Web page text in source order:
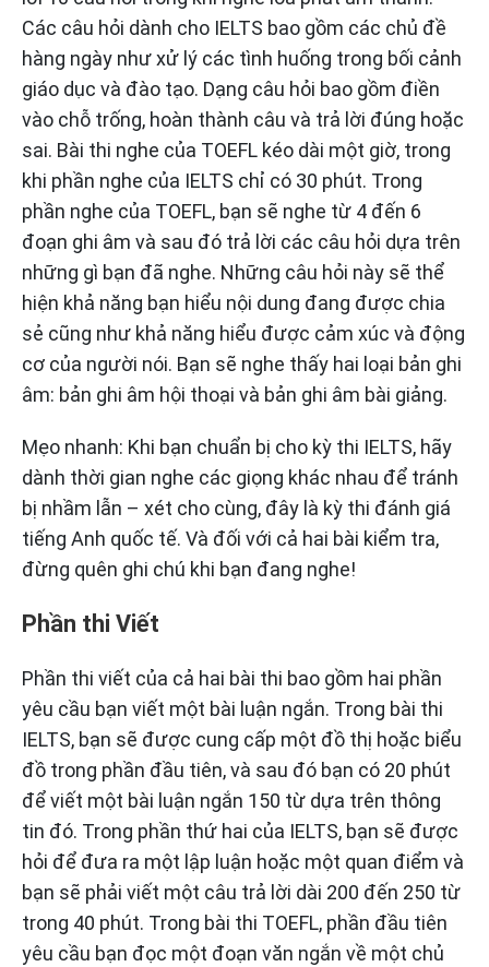
Các câu hỏi dành cho IELTS bao gồm các chủ đề
hàng ngày như xử lý các tình huống trong bối cảnh
giáo dục và đào tạo. Dạng câu hỏi bao gồm điền
vào chỗ trống, hoàn thành câu và trả lời đúng hoặc
sai. Bài thi nghe của TOEFL kéo dài một giờ, trong
khi phần nghe của IELTS chỉ có 30 phút. Trong
phần nghe của TOEFL, bạn sẽ nghe từ 4 đến 6
đoạn ghi âm và sau đó trả lời các câu hỏi dựa trên
những gì bạn đã nghe. Những câu hỏi này sẽ thể
hiện khả năng bạn hiểu nội dung đang được chia
sẻ cũng như khả năng hiểu được cảm xúc và động
cơ của người nói. Bạn sẽ nghe thấy hai loại bản ghi
âm: bản ghi âm hội thoại và bản ghi âm bài giảng.
Mẹo nhanh: Khi bạn chuẩn bị cho kỳ thi IELTS, hãy
dành thời gian nghe các giọng khác nhau để tránh
bị nhầm lẫn – xét cho cùng, đây là kỳ thi đánh giá
tiếng Anh quốc tế. Và đối với cả hai bài kiểm tra,
đừng quên ghi chú khi bạn đang nghe!
Phần thi Viết
Phần thi viết của cả hai bài thi bao gồm hai phần
yêu cầu bạn viết một bài luận ngắn. Trong bài thi
IELTS, bạn sẽ được cung cấp một đồ thị hoặc biểu
đồ trong phần đầu tiên, và sau đó bạn có 20 phút
để viết một bài luận ngắn 150 từ dựa trên thông
tin đó. Trong phần thứ hai của IELTS, bạn sẽ được
hỏi để đưa ra một lập luận hoặc một quan điểm và
bạn sẽ phải viết một câu trả lời dài 200 đến 250 từ
trong 40 phút. Trong bài thi TOEFL, phần đầu tiên
yêu cầu bạn đọc một đoạn văn ngắn về một chủ